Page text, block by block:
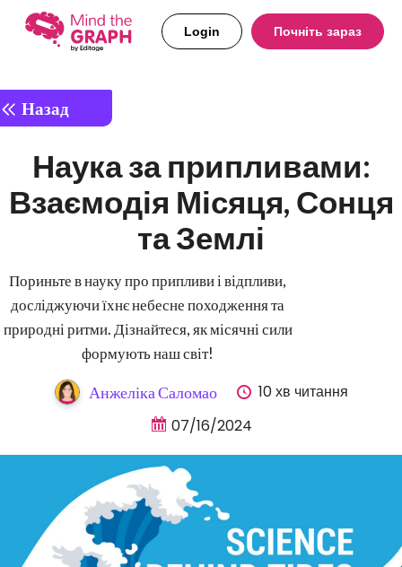
Login Почніть зараз
Назад
Наука за припливами:
Взаємодія Місяця, Сонця
та Землі
Пориньте в науку про припливи і відпливи,
досліджуючи їхнє небесне походження та
природні ритми. Дізнайтеся, як місячні сили
формують наш світ!
Анжеліка Саломао
10 хв читання
07/16/2024